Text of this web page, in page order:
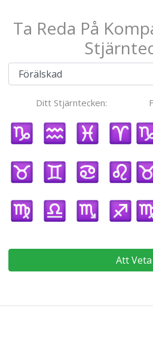
Ta Reda På
Ditt Stjärntecken:
Att Veta